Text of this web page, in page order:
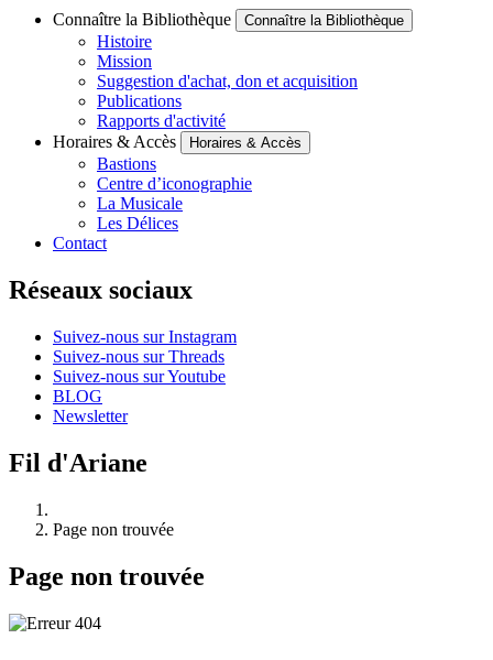
Connaître la Bibliothèque Connaître la Bibliothèque
Histoire
Mission
Suggestion d'achat, don et acquisition
Publications
Rapports d'activité
Horaires & Accès
Horaires & Accès
Bastions
Centre d’iconographie
La Musicale
Les Délices
Contact
Réseaux sociaux
Suivez-nous sur Instagram
Suivez-nous sur Threads
Suivez-nous sur Youtube
BLOG
Newsletter
Fil d'Ariane
Page non trouvée
Page non trouvée